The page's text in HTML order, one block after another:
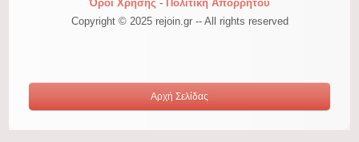
Όροι Χρήσης - Πολιτική Απορρήτου
Copyright © 2025 rejoin.gr -- All rights reserved
Αρχή Σελίδας